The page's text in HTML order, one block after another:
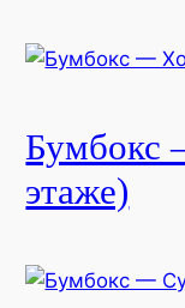
Бумбокс
этаже)